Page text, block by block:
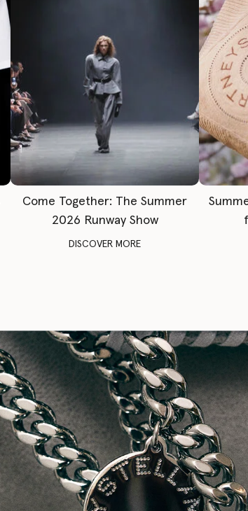
Come Together: The Summer
2026 Runway Show
DISCOVER MORE